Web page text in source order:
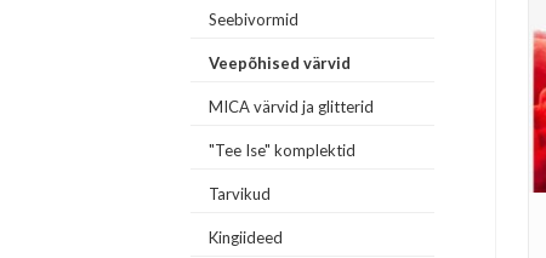
Seebivormid
Veepõhised värvid
MICA värvid ja glitterid
"Tee Ise" komplektid
Tarvikud
Kingiideed